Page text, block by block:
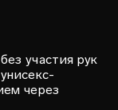
участия рук
через